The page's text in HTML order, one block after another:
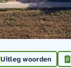
Uitleg woorden